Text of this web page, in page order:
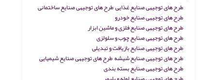
طرح های توجیهی صنایع غذاییطرح های توجیهی صنایع ساختمانی
طرح های توجیهی صنایع خودرو
طرح های توجیهی صنایع فلزی و ماشین ابزار
طرح های توجیهی صنایع چوب و سلولزی
طرح های توجیهی صنایع بازیافت و تبدیلی
طرح های توجیهی صنایع شیشه طرح های توجیهی صنایع شیمیایی
طرح های توجیهی صنایع بسته بندی